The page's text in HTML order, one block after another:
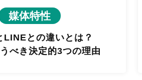
媒体特性
LINEとの違いとは？
べき決定的3つの理由